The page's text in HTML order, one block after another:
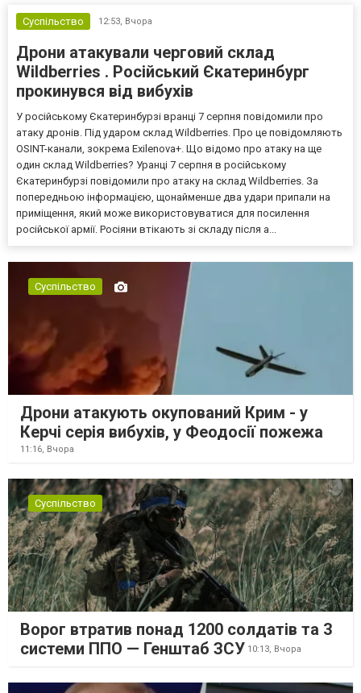
Суспільство 12:53, Вчора
Дрони атакували черговий склад
Wildberries . Російський Єкатеринбург
прокинувся від вибухів
У російському Єкатеринбурзі вранці 7 серпня повідомили про
атаку дронів. Під ударом склад Wildberries. Про це повідомляють
OSINT-канали, зокрема Exilenova+. Що відомо про атаку на ще
один склад Wildberries? Уранці 7 серпня в російському
Єкатеринбурзі повідомили про атаку на склад Wildberries. За
попередньою інформацією, щонайменше два удари припали на
приміщення, який може використовуватися для посилення
російської армії. Росіяни втікають зі складу після а...
Суспільство
Дрони атакують окупований Крим - у
Керчі серія вибухів, у Феодосії пожежа
11:16, Вчора
Суспільство
Ворог втратив понад 1200 солдатів та 3
системи ППО — Генштаб ЗСУ 10:13, Вчора